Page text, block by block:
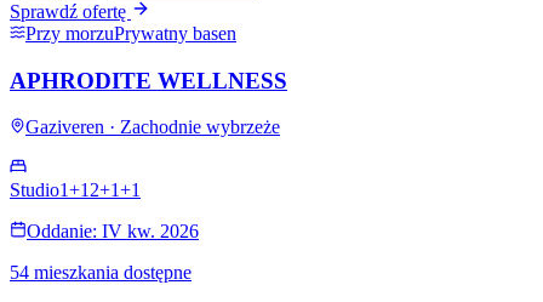
Sprawdź ofertę
Przy morzuPrywatny basen
APHRODITE WELLNESS
Gaziveren · Zachodnie wybrzeże
Studio1+12+1+1
Oddanie: IV kw. 2026
54 mieszkania dostępne